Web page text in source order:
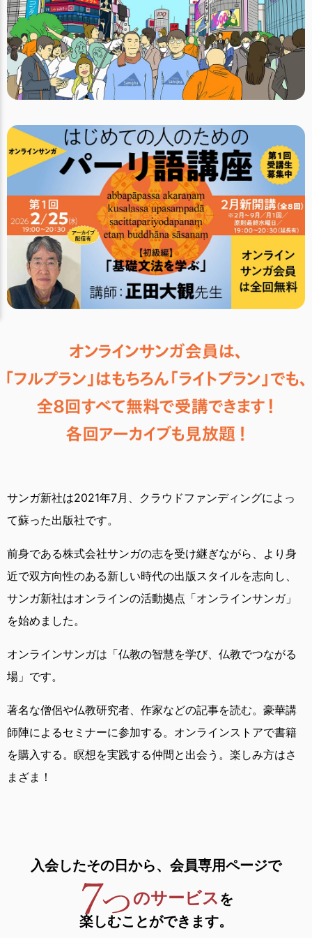
サンガ新社は2021年7月、 クラウドファンディングによっ
て蘇った出版社です。
前身である株式会社サンガの志を受け継ぎながら、 より身
近で双方向性のある新しい時代の出版スタイルを志向し、
サンガ新社はオンラインの活動拠点「オンラインサンガ」
を始めました。
オンラインサンガは 「仏教の智慧を学び、仏教でつながる
場」です。
著名な僧侶や仏教研究者、作家などの記事を読む。 豪華講
師陣によるセミナーに参加する。 オンラインストアで書籍
を購入する。 瞑想を実践する仲間と出会う。 楽しみ方はさ
まざま！
入会したその日から、 会員専用ページで
のサービス を
楽しむことができます。